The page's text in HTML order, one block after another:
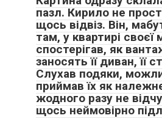
пазл. Кирило не
щось відвіз. Він,
там, у квартирі своєї
спостерігав, як
заносять її диван, її
Слухав подяки,
приймав їх як
жодного разу не
щось неймовірно